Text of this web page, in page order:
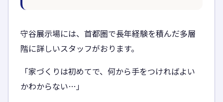
守谷展示場には、首都圏で長年経験を積んだ多層
階に詳しいスタッフがおります。
「家づくりは初めてで、何から手をつければよい
かわからない…」